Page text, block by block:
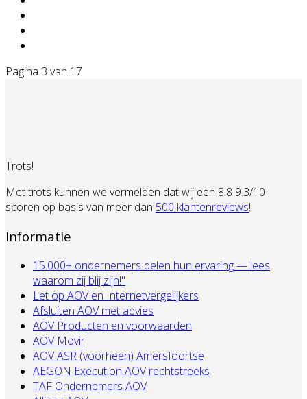
Pagina 3 van 17
Trots!
Met trots kunnen we vermelden dat wij een 8.8 9.3/10
scoren op basis van meer dan 500 klantenreviews!
Informatie
15.000+ ondernemers delen hun ervaring — lees
waarom zij blij zijn!"
Let op AOV en Internetvergelijkers
Afsluiten AOV met advies
AOV Producten en voorwaarden
AOV Movir
AOV ASR (voorheen) Amersfoortse
AEGON Execution AOV rechtstreeks
TAF Ondernemers AOV